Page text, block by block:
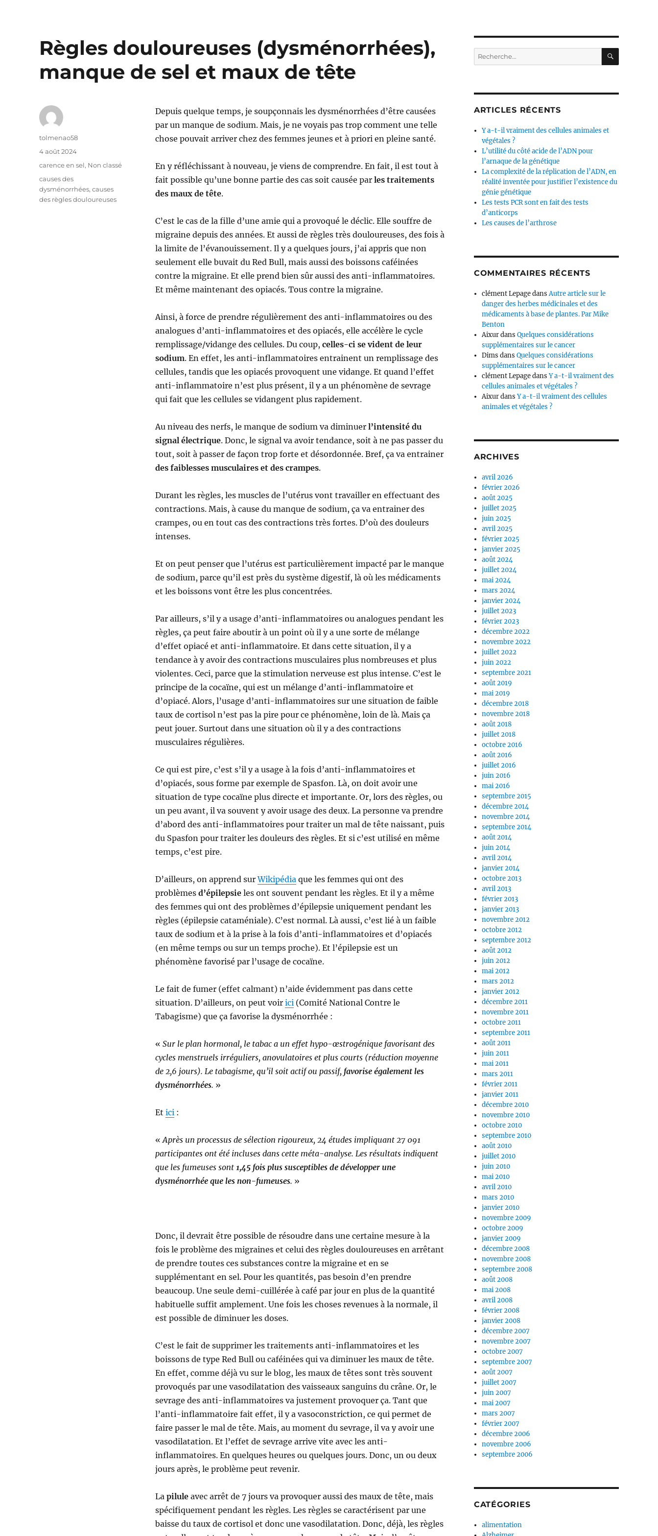
Règles douloureuses (dysménorrhées),
manque de sel et maux de tête
Depuis quelque temps, je soupçonnais les dysménorrhées d’être causées
par un manque de sodium. Mais, je ne voyais pas trop comment une telle
chose pouvait arriver chez des femmes jeunes et à priori en pleine santé.
En y réfléchissant à nouveau, je viens de comprendre. En fait, il est tout à
fait possible qu’une bonne partie des cas soit causée par les traitements
des maux de tête.
C’est le cas de la fille d’une amie qui a provoqué le déclic. Elle souffre de
migraine depuis des années. Et aussi de règles très douloureuses, des fois à
la limite de l’évanouissement. Il y a quelques jours, j’ai appris que non
seulement elle buvait du Red Bull, mais aussi des boissons caféinées
contre la migraine. Et elle prend bien sûr aussi des anti-inflammatoires.
Et même maintenant des opiacés. Tous contre la migraine.
Ainsi, à force de prendre régulièrement des anti-inflammatoires ou des
analogues d’anti-inflammatoires et des opiacés, elle accélère le cycle
remplissage/vidange des cellules. Du coup, celles-ci se vident de leur
sodium. En effet, les anti-inflammatoires entrainent un remplissage des
cellules, tandis que les opiacés provoquent une vidange. Et quand l’effet
anti-inflammatoire n’est plus présent, il y a un phénomène de sevrage
qui fait que les cellules se vidangent plus rapidement.
Au niveau des nerfs, le manque de sodium va diminuer l’intensité du
signal électrique. Donc, le signal va avoir tendance, soit à ne pas passer du
tout, soit à passer de façon trop forte et désordonnée. Bref, ça va entrainer
des faiblesses musculaires et des crampes.
Durant les règles, les muscles de l’utérus vont travailler en effectuant des
contractions. Mais, à cause du manque de sodium, ça va entrainer des
crampes, ou en tout cas des contractions très fortes. D’où des douleurs
intenses.
Et on peut penser que l’utérus est particulièrement impacté par le manque
de sodium, parce qu’il est près du système digestif, là où les médicaments
et les boissons vont être les plus concentrées.
Par ailleurs, s’il y a usage d’anti-inflammatoires ou analogues pendant les
règles, ça peut faire aboutir à un point où il y a une sorte de mélange
d’effet opiacé et anti-inflammatoire. Et dans cette situation, il y a
tendance à y avoir des contractions musculaires plus nombreuses et plus
violentes. Ceci, parce que la stimulation nerveuse est plus intense. C’est le
principe de la cocaïne, qui est un mélange d’anti-inflammatoire et
d’opiacé. Alors, l’usage d’anti-inflammatoires sur une situation de faible
taux de cortisol n’est pas la pire pour ce phénomène, loin de là. Mais ça
peut jouer. Surtout dans une situation où il y a des contractions
musculaires régulières.
Ce qui est pire, c’est s’il y a usage à la fois d’anti-inflammatoires et
d’opiacés, sous forme par exemple de Spasfon. Là, on doit avoir une
situation de type cocaïne plus directe et importante. Or, lors des règles, ou
un peu avant, il va souvent y avoir usage des deux. La personne va prendre
d’abord des anti-inflammatoires pour traiter un mal de tête naissant, puis
du Spasfon pour traiter les douleurs des règles. Et si c’est utilisé en même
temps, c’est pire.
D’ailleurs, on apprend surWikipédiaque les femmes qui ont des
problèmes d’épilepsieles ont souvent pendant les règles. Et il y a même
des femmes qui ont des problèmes d’épilepsie uniquement pendant les
règles (épilepsie cataméniale). C’est normal. Là aussi, c’est lié à un faible
taux de sodium et à la prise à la fois d’anti-inflammatoires et d’opiacés
(en même temps ou sur un temps proche). Et l’épilepsie est un
phénomène favorisé par l’usage de cocaïne.
Le fait de fumer (effet calmant) n’aide évidemment pas dans cette
situation. D’ailleurs, on peut voir ici(Comité National Contre le
Tabagisme) que ça favorise la dysménorrhée :
« Sur le plan hormonal, le tabac a un effet hypo-œstrogénique favorisant des
cycles menstruels irréguliers, anovulatoires et plus courts (réduction moyenne
de 2,6 jours). Le tabagisme, qu’il soit actif ou passif, favorise également les
dysménorrhées. »
Et ici:
«Après un processus de sélection rigoureux, 24 études impliquant 27 091
participantes ont été incluses dans cette méta-analyse. Les résultats indiquent
que les fumeuses sont 1,45 fois plus susceptibles de développer une
dysménorrhée que les non-fumeuses. »
Donc, il devrait être possible de résoudre dans une certaine mesure à la
fois le problème des migraines et celui des règles douloureuses en arrêtant
de prendre toutes ces substances contre la migraine et en se
supplémentant en sel. Pour les quantités, pas besoin d’en prendre
beaucoup. Une seule demi-cuillérée à café par jour en plus de la quantité
habituelle suffit amplement. Une fois les choses revenues à la normale, il
est possible de diminuer les doses.
C’est le fait de supprimer les traitements anti-inflammatoires et les
boissons de type Red Bull ou caféinées qui va diminuer les maux de tête.
En effet, comme déjà vu sur le blog, les maux de têtes sont très souvent
provoqués par une vasodilatation des vaisseaux sanguins du crâne. Or, le
sevrage des anti-inflammatoires va justement provoquer ça. Tant que
l’anti-inflammatoire fait effet, il y a vasoconstriction, ce qui permet de
faire passer le mal de tête. Mais, au moment du sevrage, il va y avoir une
vasodilatation. Et l’effet de sevrage arrive vite avec les anti-
inflammatoires. En quelques heures ou quelques jours. Donc, un ou deux
jours après, le problème peut revenir.
La piluleavec arrêt de 7 jours va provoquer aussi des maux de tête, mais
spécifiquement pendant les règles. Les règles se caractérisent par une
baisse du taux de cortisol et donc une vasodilatation. Donc, déjà, les règles
Auteur
tolmenao58
Publié
4 août 2024
Catégories
carence en sel, Non classé
Étiquettes
causes des
dysménorrhées,causes
des règles douloureuses
Recherche
pour :
ARTICLES RÉCENTS
Y a-t-il vraiment des cellules animales et
végétales ?
L’utilité du côté acide de l’ADN pour
l’arnaque de la génétique
La complexité de la réplication de l’ADN, en
réalité inventée pour justifier l’existence du
génie génétique
Les tests PCR sont en fait des tests
d’anticorps
Les causes de l’arthrose
COMMENTAIRES RÉCENTS
clément LepagedansAutre article sur le
danger des herbes médicinales et des
médicaments à base de plantes. Par Mike
Benton
AixurdansQuelques considérations
supplémentaires sur le cancer
Dims dansQuelques considérations
supplémentaires sur le cancer
clément LepagedansY a-t-il vraiment des
cellules animales et végétales ?
AixurdansY a-t-il vraiment des cellules
animales et végétales ?
ARCHIVES
avril 2026
février 2026
août 2025
juillet 2025
juin 2025
avril 2025
février 2025
janvier 2025
août 2024
juillet 2024
mai 2024
mars 2024
janvier 2024
juillet 2023
février 2023
décembre 2022
novembre 2022
juillet 2022
juin 2022
septembre 2021
août 2019
mai 2019
décembre 2018
novembre 2018
août 2018
juillet 2018
octobre 2016
août 2016
juillet 2016
juin 2016
mai 2016
septembre 2015
décembre 2014
novembre 2014
septembre 2014
août 2014
juin 2014
avril 2014
janvier 2014
octobre 2013
avril 2013
février 2013
janvier 2013
novembre 2012
octobre 2012
septembre 2012
août 2012
juin 2012
mai 2012
mars 2012
janvier 2012
décembre 2011
novembre 2011
octobre 2011
septembre 2011
août 2011
juin 2011
mai 2011
mars 2011
février 2011
janvier 2011
décembre 2010
novembre 2010
octobre 2010
septembre 2010
août 2010
juillet 2010
juin 2010
mai 2010
avril 2010
mars 2010
janvier 2010
novembre 2009
octobre 2009
janvier 2009
décembre 2008
novembre 2008
septembre 2008
août 2008
mai 2008
avril 2008
février 2008
janvier 2008
décembre 2007
novembre 2007
octobre 2007
septembre 2007
août 2007
juillet 2007
juin 2007
mai 2007
mars 2007
février 2007
décembre 2006
novembre 2006
septembre 2006
CATÉGORIES
alimentation